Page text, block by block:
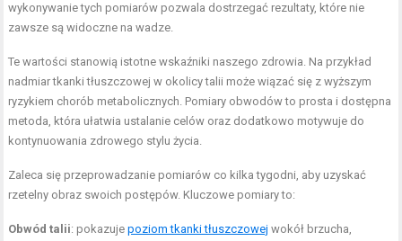
wykonywanie tych pomiarów pozwala dostrzegać rezultaty, które nie
zawsze są widoczne na wadze.
Te wartości stanowią istotne wskaźniki naszego zdrowia. Na przykład
nadmiar tkanki tłuszczowej w okolicy talii może wiązać się z wyższym
ryzykiem chorób metabolicznych. Pomiary obwodów to prosta i dostępna
metoda, która ułatwia ustalanie celów oraz dodatkowo motywuje do
kontynuowania zdrowego stylu życia.
Zaleca się przeprowadzanie pomiarów co kilka tygodni, aby uzyskać
rzetelny obraz swoich postępów. Kluczowe pomiary to:
Obwód talii: pokazujepoziom tkanki tłuszczowej wokół brzucha,